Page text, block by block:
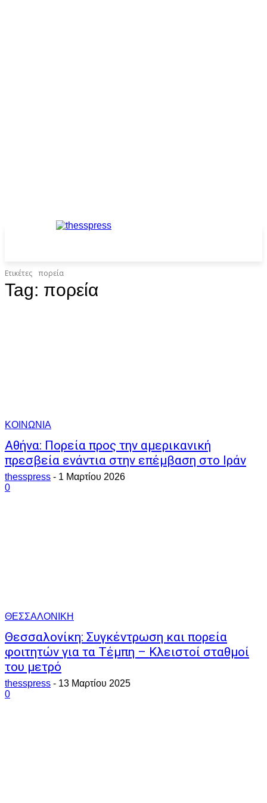
Ετικέτες πορεία
Tag: πορεία
ΚΟΙΝΩΝΙΑ
Αθήνα: Πορεία προς την αμερικανική
πρεσβεία ενάντια στην επέμβαση στο Ιράν
thesspress - 1 Μαρτίου 2026
0
ΘΕΣΣΑΛΟΝΙΚΗ
Θεσσαλονίκη: Συγκέντρωση και πορεία
φοιτητών για τα Τέμπη – Κλειστοί σταθμοί
του μετρό
thesspress - 13 Μαρτίου 2025
0